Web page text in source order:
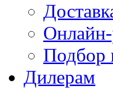
Онлайн-
Подбор
Дилерам